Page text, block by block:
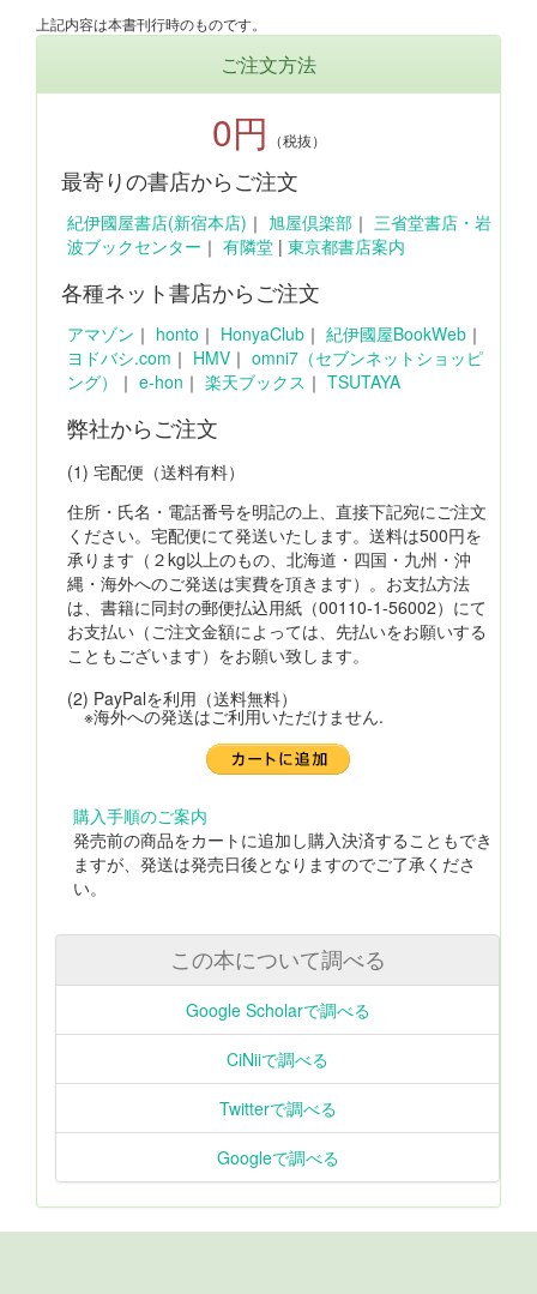
上記内容は本書刊行時のものです。
ご注文方法
0円 （税抜）
最寄りの書店からご注文
紀伊國屋書店(新宿本店) ｜ 旭屋倶楽部 ｜ 三省堂書店・岩
波ブックセンター ｜ 有隣堂 | 東京都書店案内
各種ネット書店からご注文
アマゾン ｜ honto ｜ HonyaClub ｜ 紀伊國屋BookWeb ｜
ヨドバシ.com ｜ HMV ｜ omni7（セブンネットショッピ
ング）
｜ e-hon ｜ 楽天ブックス ｜ TSUTAYA
弊社からご注文
(1) 宅配便（送料有料）
住所・氏名・電話番号を明記の上、直接下記宛にご注文
ください。宅配便にて発送いたします。送料は500円を
承ります（２kg以上のもの、北海道・四国・九州・沖
縄・海外へのご発送は実費を頂きます）。お支払方法
は、書籍に同封の郵便払込用紙（00110-1-56002）にて
お支払い（ご注文金額によっては、先払いをお願いする
こともございます）をお願い致します。
(2) PayPalを利用（送料無料）
※海外への発送はご利用いただけません.
購入手順のご案内
発売前の商品をカートに追加し購入決済することもでき
ますが、発送は発売日後となりますのでご了承くださ
い。
この本について調べる
Google Scholarで調べる
CiNiiで調べる
Twitterで調べる
Googleで調べる